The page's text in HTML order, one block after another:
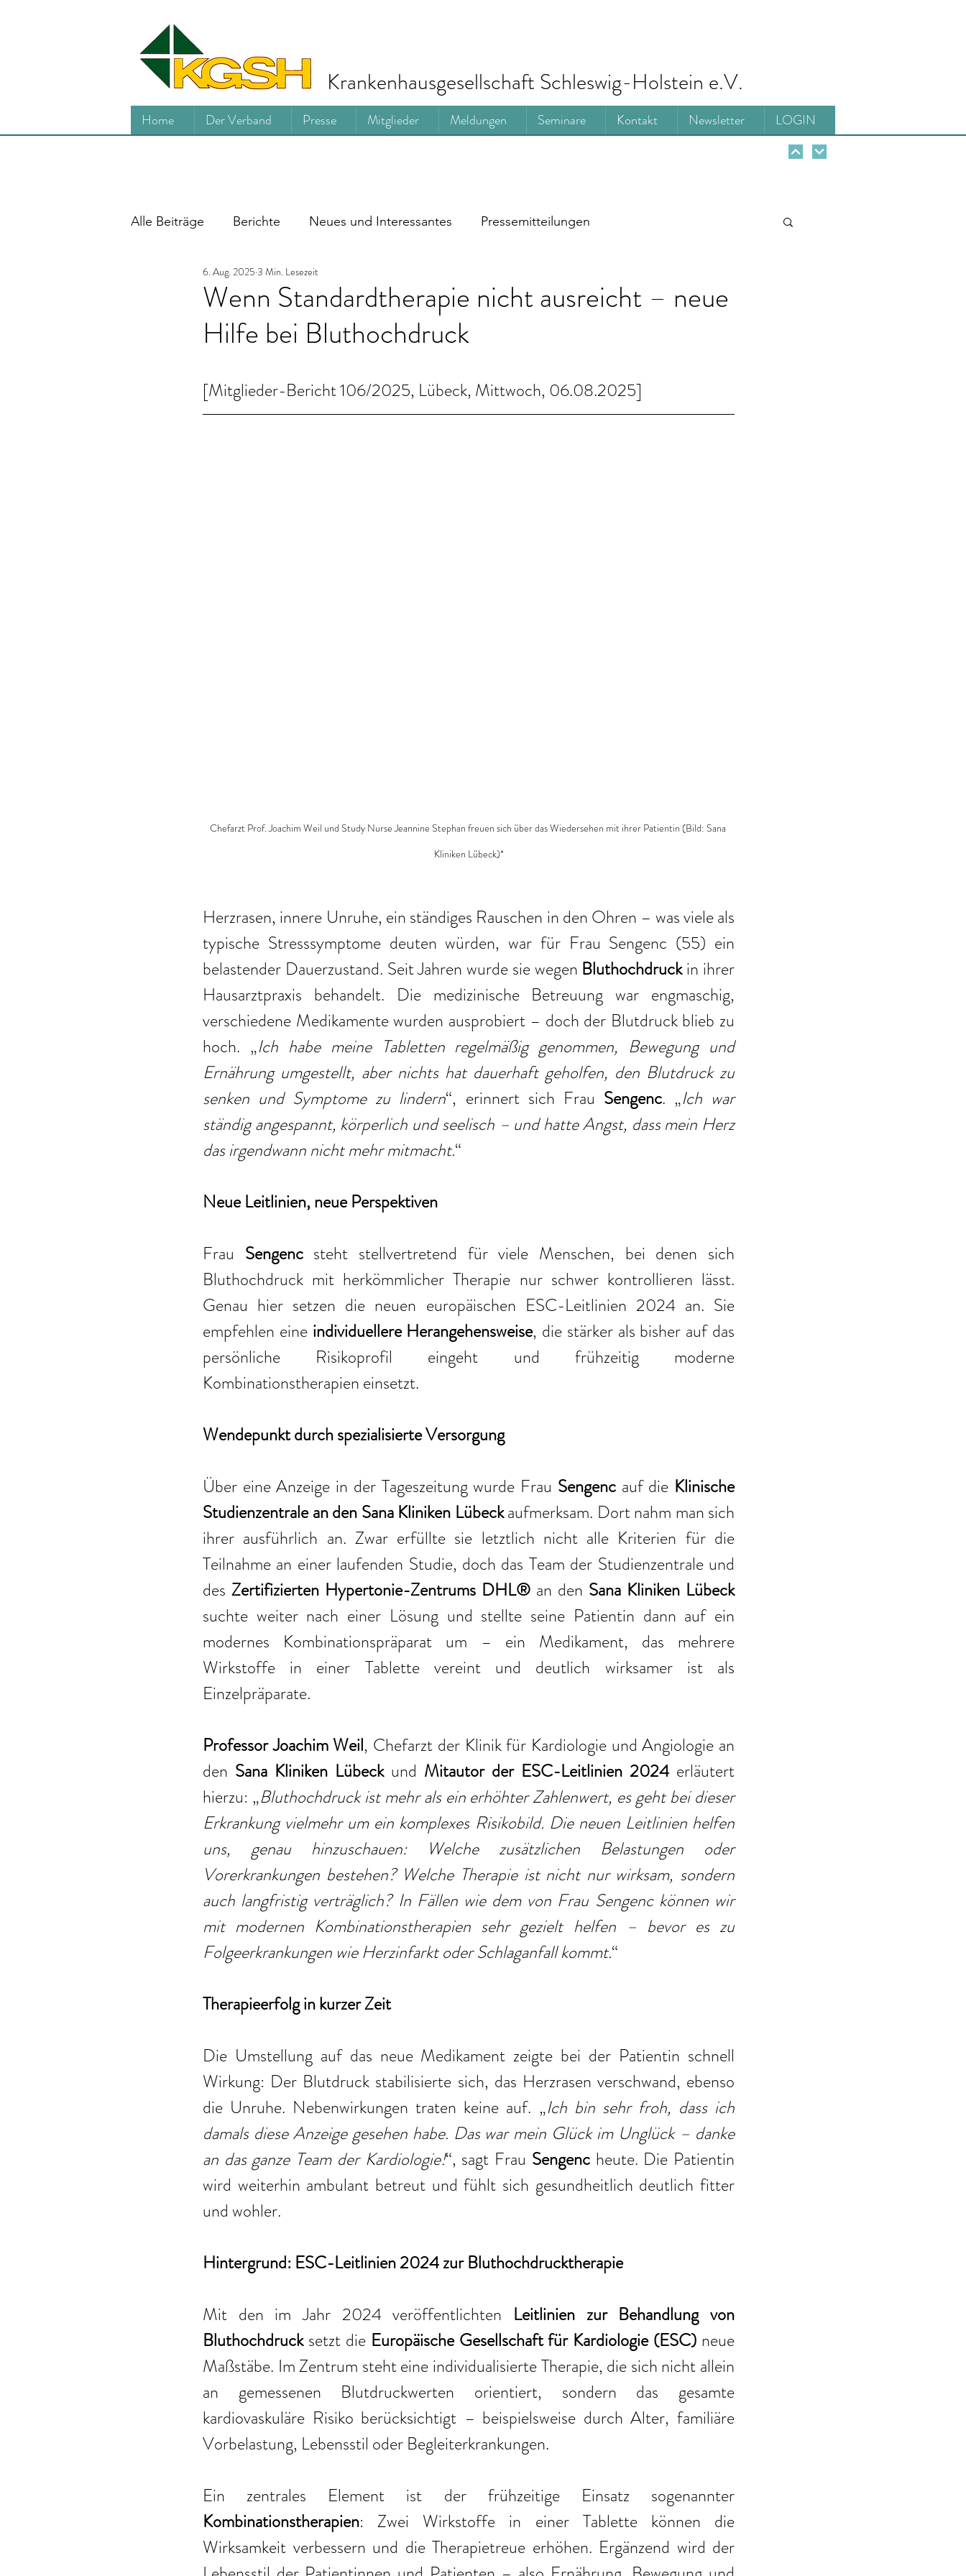
Home Der Verband Presse Mitglieder Meldungen Seminare Kontakt Newsletter LOGIN
Krankenhausgesellschaft Schleswig-Holstein e.V.
Alle Beiträge Berichte Neues und Interessantes Pressemitteilungen
Wenn Standardtherapie nicht ausreicht – neue
Hilfe bei Bluthochdruck
6. Aug. 2025 3 Min. Lesezeit
[Mitglieder-Bericht 106/2025, Lübeck, Mittwoch, 06.08.2025]
Chefarzt Prof. Joachim Weil und Study Nurse Jeannine Stephan freuen sich über das Wiedersehen mit ihrer Patientin (Bild: Sana
Kliniken Lübeck)*
Herzrasen, innere Unruhe, ein ständiges Rauschen in den Ohren – was viele als
typische Stresssymptome deuten würden, war für Frau Sengenc (55) ein
belastender Dauerzustand. Seit Jahren wurde sie wegen Bluthochdruck in ihrer
Hausarztpraxis behandelt. Die medizinische Betreuung war engmaschig,
verschiedene Medikamente wurden ausprobiert – doch der Blutdruck blieb zu
hoch. „Ich habe meine Tabletten regelmäßig genommen, Bewegung und
Ernährung umgestellt, aber nichts hat dauerhaft geholfen, den Blutdruck zu
senken und Symptome zu lindern“, erinnert sich Frau Sengenc. „Ich war
ständig angespannt, körperlich und seelisch – und hatte Angst, dass mein Herz
das irgendwann nicht mehr mitmacht.“
Neue Leitlinien, neue Perspektiven
Frau Sengenc steht stellvertretend für viele Menschen, bei denen sich
Bluthochdruck mit herkömmlicher Therapie nur schwer kontrollieren lässt.
Genau hier setzen die neuen europäischen ESC-Leitlinien 2024 an. Sie
empfehlen eine individuellere Herangehensweise, die stärker als bisher auf das
persönliche Risikoprofil eingeht und frühzeitig moderne
Kombinationstherapien einsetzt.
Wendepunkt durch spezialisierte Versorgung
Über eine Anzeige in der Tageszeitung wurde Frau Sengenc auf die Klinische
Studienzentrale an den Sana Kliniken Lübeck aufmerksam. Dort nahm man sich
ihrer ausführlich an. Zwar erfüllte sie letztlich nicht alle Kriterien für die
Teilnahme an einer laufenden Studie, doch das Team der Studienzentrale und
des Zertifizierten Hypertonie-Zentrums DHL® an den
Sana Kliniken Lübeck
suchte weiter nach einer Lösung und stellte seine Patientin dann auf ein
modernes Kombinationspräparat um – ein Medikament, das mehrere
Wirkstoffe in einer Tablette vereint und deutlich wirksamer ist als
Einzelpräparate.
Professor Joachim Weil, Chefarzt der Klinik für Kardiologie und Angiologie an
den Sana Kliniken Lübeck und Mitautor der ESC-Leitlinien 2024 erläutert
hierzu: „Bluthochdruck ist mehr als ein erhöhter Zahlenwert, es geht bei dieser
Erkrankung vielmehr um ein komplexes Risikobild. Die neuen Leitlinien helfen
uns, genau hinzuschauen: Welche zusätzlichen Belastungen oder
Vorerkrankungen bestehen? Welche Therapie ist nicht nur wirksam, sondern
auch langfristig verträglich? In Fällen wie dem von Frau Sengenc können wir
mit modernen Kombinationstherapien sehr gezielt helfen – bevor es zu
Folgeerkrankungen wie Herzinfarkt oder Schlaganfall kommt.“
Therapieerfolg in kurzer Zeit
Die Umstellung auf das neue Medikament zeigte bei der Patientin schnell
Wirkung: Der Blutdruck stabilisierte sich, das Herzrasen verschwand, ebenso
die Unruhe. Nebenwirkungen traten keine auf. „Ich bin sehr froh, dass ich
damals diese Anzeige gesehen habe. Das war mein Glück im Unglück – danke
an das ganze Team der Kardiologie!“, sagt Frau Sengenc heute. Die Patientin
wird weiterhin ambulant betreut und fühlt sich gesundheitlich deutlich fitter
und wohler.
Hintergrund: ESC-Leitlinien 2024 zur Bluthochdrucktherapie
Mit den im Jahr 2024 veröffentlichten Leitlinien zur Behandlung von
Bluthochdruck setzt die Europäische Gesellschaft für Kardiologie (ESC) neue
Maßstäbe. Im Zentrum steht eine individualisierte Therapie, die sich nicht allein
an gemessenen Blutdruckwerten orientiert, sondern das gesamte
kardiovaskuläre Risiko berücksichtigt – beispielsweise durch Alter, familiäre
Vorbelastung, Lebensstil oder Begleiterkrankungen.
Kombinationstherapien: Zwei Wirkstoffe in einer Tablette können die
Wirksamkeit verbessern und die Therapietreue erhöhen. Ergänzend wird der